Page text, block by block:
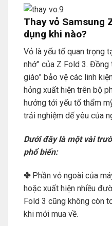
Thay vỏ Samsung
dụng khi nào?
Vỏ là yếu tố quan trọng
nhớ” của Z Fold 3. Đồng
giáo” bảo vệ các linh
hỏng xuất hiện trên bộ
hưởng tới yếu tố thẩm
trải nghiệm dế yêu của
Dưới đây là một vài
phổ biến:
✤Phần vỏ ngoài của
hoặc xuất hiện nhiều
Fold 3 cũng không còn
khi mới mua về.